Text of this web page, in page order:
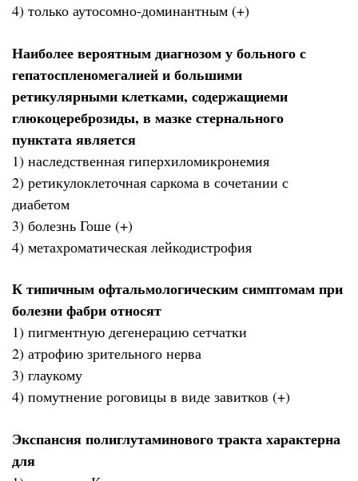
4) только аутосомно-доминантным (+)
Наиболее вероятным диагнозом у больного с
гепатоспленомегалией и большими
ретикулярными клетками, содержащиеми
глюкоцереброзиды, в мазке стернального
пунктата является
1) наследственная гиперхиломикронемия
2) ретикулоклеточная саркома в сочетании с
диабетом
3) болезнь Гоше (+)
4) метахроматическая лейкодистрофия
К типичным офтальмологическим симптомам при
болезни фабри относят
1) пигментную дегенерацию сетчатки
2) атрофию зрительного нерва
3) глаукому
4) помутнение роговицы в виде завитков (+)
Экспансия полиглутаминового тракта характерна
для